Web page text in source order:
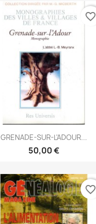
Anteprima
GRENADE-SUR-L'ADOUR...
50,00 €
favorite_border
favorite_border